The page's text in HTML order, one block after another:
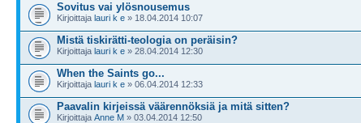
Sovitus vai ylösnousemus
Kirjoittaja lauri k e » 18.04.2014 10:07
Mistä tiskirätti-teologia on peräisin?
Kirjoittaja lauri k e » 28.04.2014 12:30
When the Saints go...
Kirjoittaja lauri k e » 06.04.2014 12:33
Paavalin kirjeissä väärennöksiä ja mitä sitten?
Kirjoittaja Anne M » 03.04.2014 12:50